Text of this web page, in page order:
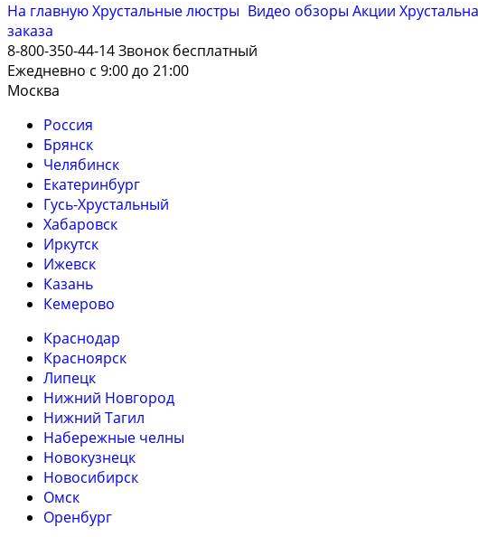
На главнуюХрустальные люстры Видео обзоры Акции
заказа
8-800-350-44-14Звонок бесплатный
Ежедневно с 9:00 до 21:00
Москва
Россия
Брянск
Челябинск
Екатеринбург
Гусь-Хрустальный
Хабаровск
Иркутск
Ижевск
Казань
Кемерово
Краснодар
Красноярск
Липецк
Нижний Новгород
Нижний Тагил
Набережные челны
Новокузнецк
Новосибирск
Омск
Оренбург